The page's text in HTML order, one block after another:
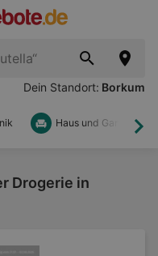
Dein Standort: Borkum
Haus und Garten
Drogerie in